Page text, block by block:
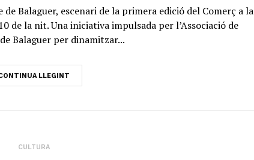
Balaguer, escenari de la primera edició del Comerç a la
de la nit. Una iniciativa impulsada per l’Associació de
Balaguer per dinamitzar...
LLEGINT
CULTURA